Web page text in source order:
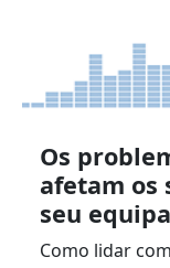
Os
afetam os
seu
Como lidar